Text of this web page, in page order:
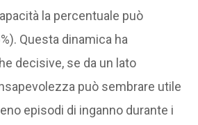
la percentuale può
Questa dinamica ha
decisive, se da un lato
può sembrare utile
episodi di inganno durante i